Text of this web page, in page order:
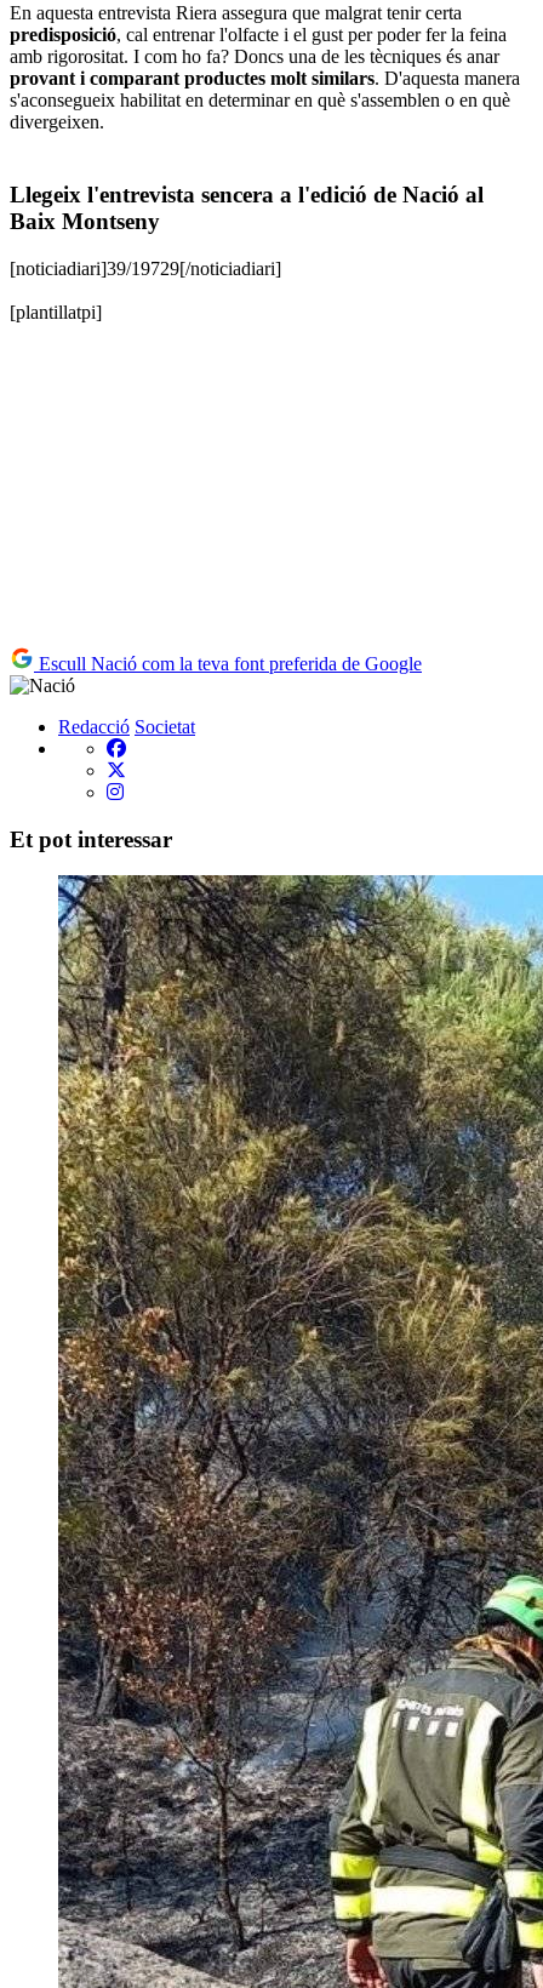
En aquesta entrevista Riera assegura que malgrat tenir certa
predisposició, cal entrenar l'olfacte i el gust per poder fer la feina
amb rigorositat. I com ho fa? Doncs una de les tècniques és anar
provant i comparant productes molt similars. D'aquesta manera
s'aconsegueix habilitat en determinar en què s'assemblen o en què
divergeixen.
Llegeix l'entrevista sencera a l'edició de Nació al
Baix Montseny
[noticiadiari]39/19729[/noticiadiari]
[plantillatpi]
Escull Nació com la teva font preferida de Google
Redacció Societat
Et pot interessar